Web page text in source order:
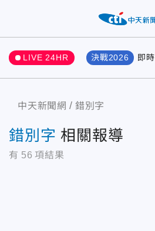
LIVE 24HR 決戰2026 即時
中天新聞網 錯別字
錯別字 相關報導
有 56 項結果